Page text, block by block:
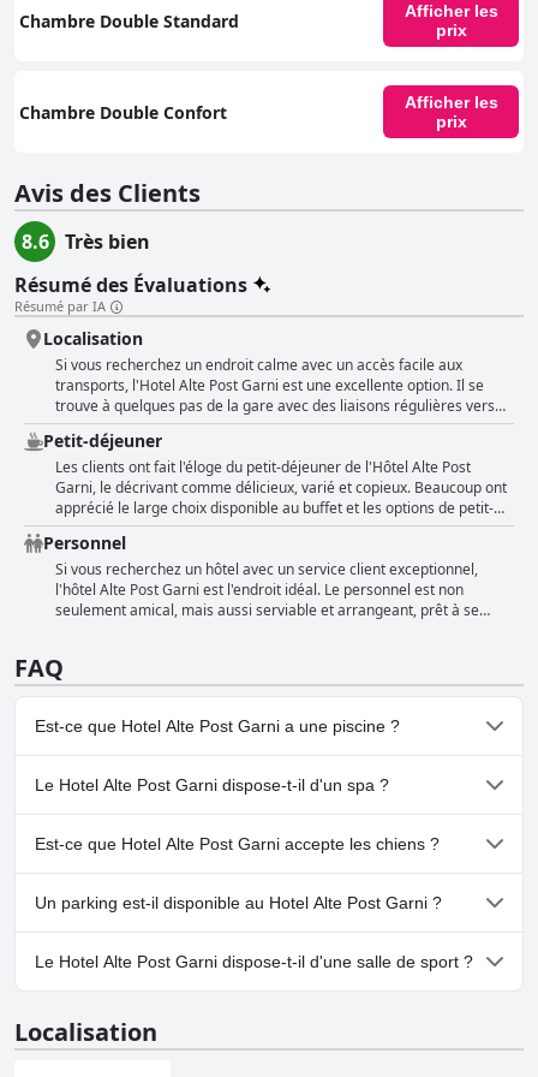
Chambre Double Standard
Afficher les
prix
Chambre Double Confort
Afficher les
prix
Avis des Clients
8.6
Très bien
Résumé des Évaluations
Résumé par IA
Localisation
Si vous recherchez un endroit calme avec un accès facile aux
transports, l'Hotel Alte Post Garni est une excellente option. Il se
trouve à quelques pas de la gare avec des liaisons régulières vers
Mayence et Francfort. Que vous fassiez du vélo sur la piste cyclable
du Main ou que vous exploriez le centre-ville, l'emplacement est
idéal. Les clients apprécient la proximité de la gare et le choix de
restaurants à proximité. Bien qu'il s'agisse d'un hôtel modeste, il
offre tout ce dont vous avez besoin pour un séjour confortable. Les
chambres sont propres et le jardin est charmant. Un parking est
également disponible pour les clients qui en ont besoin.
Petit-déjeuner
Les clients ont fait l'éloge du petit-déjeuner de l'Hôtel Alte Post
Garni, le décrivant comme délicieux, varié et copieux. Beaucoup ont
apprécié le large choix disponible au buffet et les options de petit-
déjeuner classiques proposées. Le petit-déjeuner a été décrit
comme excellent, super et superbe par différents clients. Certains
commentateurs l'ont qualifié de moyen ou correct, mais dans
l'ensemble, les commentaires brossent le tableau d'une expérience
de petit-déjeuner satisfaisante.
Personnel
Si vous recherchez un hôtel avec un service client exceptionnel,
l'hôtel Alte Post Garni est l'endroit idéal. Le personnel est non
seulement amical, mais aussi serviable et arrangeant, prêt à se
employés et des propriétaires. Vous pouvez vous attendre à une
atmosphère chaleureuse et accueillante avec un personnel qui se
détails est également soulignée, les employés se mettant en quatre
pour répondre aux besoins des clients. Avec un tel niveau de
à l'hôtel Alte Post Garni sera agréable.
FAQ
Est-ce que Hotel Alte Post Garni a une piscine ?
Oui, Hotel Alte Post Garni dispose de piscine(s) appartenant à
une ou plusieurs des catégories suivantes : Piscine Chauffée,
Piscine Intérieure.
Le Hotel Alte Post Garni dispose-t-il d'un spa ?
Non, il n'y a pas de spa à Hotel Alte Post Garni.
Est-ce que Hotel Alte Post Garni accepte les chiens ?
Non, Hotel Alte Post Garni n'accepte pas les chiens.
Un parking est-il disponible au Hotel Alte Post Garni ?
Oui, un parking est disponible à Hotel Alte Post Garni.
Le Hotel Alte Post Garni dispose-t-il d'une salle de sport ?
Localisation